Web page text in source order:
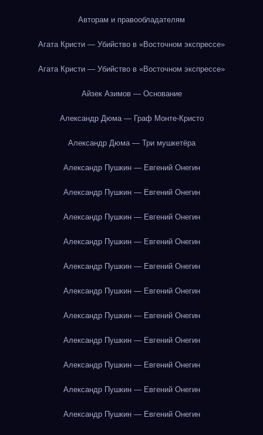
Авторам и правообладателям
Агата Кристи — Убийство в «Восточном экспрессе»
Агата Кристи — Убийство в «Восточном экспрессе»
Айзек Азимов — Основание
Александр Дюма — Граф Монте-Кристо
Александр Дюма — Три мушкетёра
Александр Пушкин — Евгений Онегин
Александр Пушкин — Евгений Онегин
Александр Пушкин — Евгений Онегин
Александр Пушкин — Евгений Онегин
Александр Пушкин — Евгений Онегин
Александр Пушкин — Евгений Онегин
Александр Пушкин — Евгений Онегин
Александр Пушкин — Евгений Онегин
Александр Пушкин — Евгений Онегин
Александр Пушкин — Евгений Онегин
Александр Пушкин — Евгений Онегин